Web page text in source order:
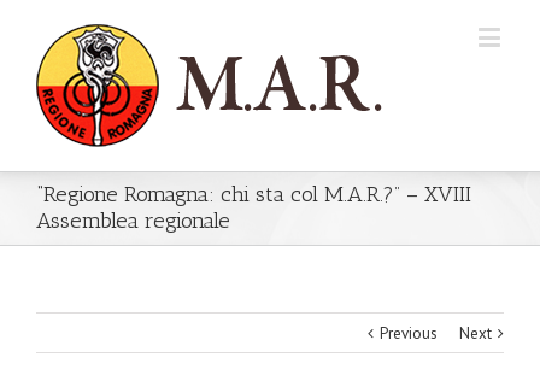
“Regione Romagna: chi sta col M.A.R.?” – XVIII
Assemblea regionale
Previous Next